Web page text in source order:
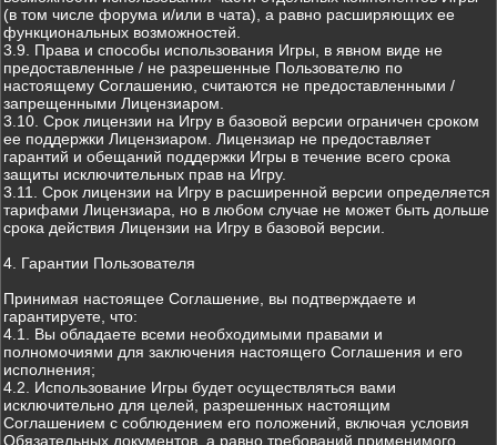
(в том числе форума и/или в чата), а равно расширяющих ее
функциональных возможностей.
3.9. Права и способы использования Игры, в явном виде не
предоставленные / не разрешенные Пользователю по
настоящему Соглашению, считаются не предоставленными /
запрещенными Лицензиаром.
3.10. Срок лицензии на Игру в базовой версии ограничен сроком
ее поддержки Лицензиаром. Лицензиар не предоставляет
гарантий и обещаний поддержки Игры в течение всего срока
защиты исключительных прав на Игру.
3.11. Срок лицензии на Игру в расширенной версии определяется
тарифами Лицензиара, но в любом случае не может быть дольше
срока действия Лицензии на Игру в базовой версии.
4. Гарантии Пользователя
Принимая настоящее Соглашение, вы подтверждаете и
гарантируете, что:
4.1. Вы обладаете всеми необходимыми правами и
полномочиями для заключения настоящего Соглашения и его
исполнения;
4.2. Использование Игры будет осуществляться вами
исключительно для целей, разрешенных настоящим
Соглашением с соблюдением его положений, включая условия
Обязательных документов, а равно требований применимого